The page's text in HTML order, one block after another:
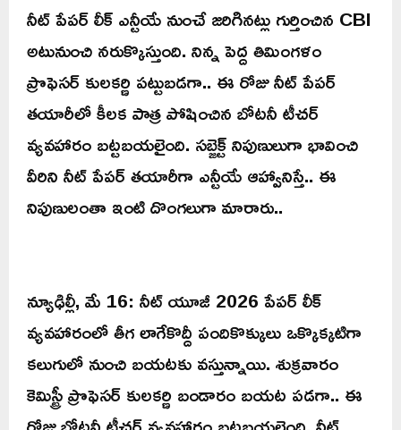
నీట్ పేపర్ లీక్ ఎన్టీయే నుంచే జరిగినట్లు గుర్తించిన CBI
అటునుంచి నరుక్కొస్తుంది. నిన్న పెద్ద తిమింగళం
ప్రొఫెసర్ కులకర్ణి పట్టుబడగా.. ఈ రోజు నీట్ పేపర్
తయారీలో కీలక పాత్ర పోషించిన బోటనీ టీచర్
వ్యవహారం బట్టబయలైంది. సబ్జెక్ట్ నిపుణులుగా భావించి
వీరిని నీట్ పేపర్ తయారీగా ఎన్టీయే ఆహ్వానిస్తే.. ఈ
నిపుణులంతా ఇంటి దొంగలుగా మారారు..
న్యూఢిల్లీ, మే 16: నీట్ యూజీ 2026 పేపర్‌ లీక్‌
వ్యవహారంలో తీగ లాగేకొద్దీ పందికొక్కులు ఒక్కొక్కటిగా
కలుగులో నుంచి బయటకు వస్తున్నాయి. శుక్రవారం
కెమిస్ట్రీ ప్రొఫెసర్‌ కులకర్ణి బండారం బయట పడగా.. ఈ